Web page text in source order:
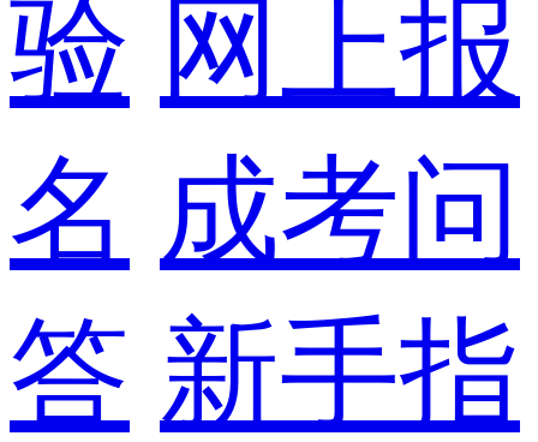
验 网上报
名 成考问
答 新手指